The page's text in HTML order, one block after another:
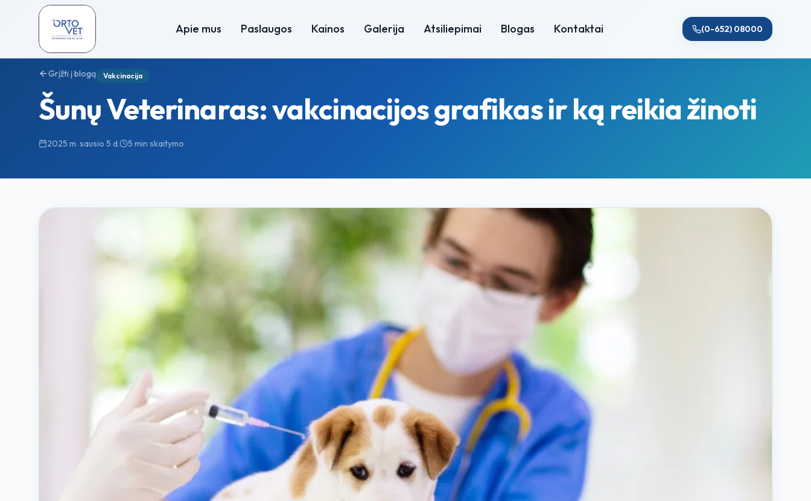
Apie mus Paslaugos Kainos Galerija Atsiliepimai Blogas Kontaktai (0-652) 08000
Grįžti į blogą Vakcinacija
Šunų Veterinaras: vakcinacijos grafikas ir ką reikia žinoti
2025 m. sausio 5 d. 5 min skaitymo